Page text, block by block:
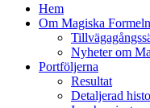
Hem
Om Magiska Formeln
Nyheter om
Portföljerna
Resultat
Detaljerad